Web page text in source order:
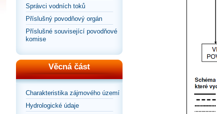
Správci vodních toků
Příslušný povodňový orgán
Příslušné související povodňové
komise
Věcná část
Charakteristika zájmového území
Hydrologické údaje